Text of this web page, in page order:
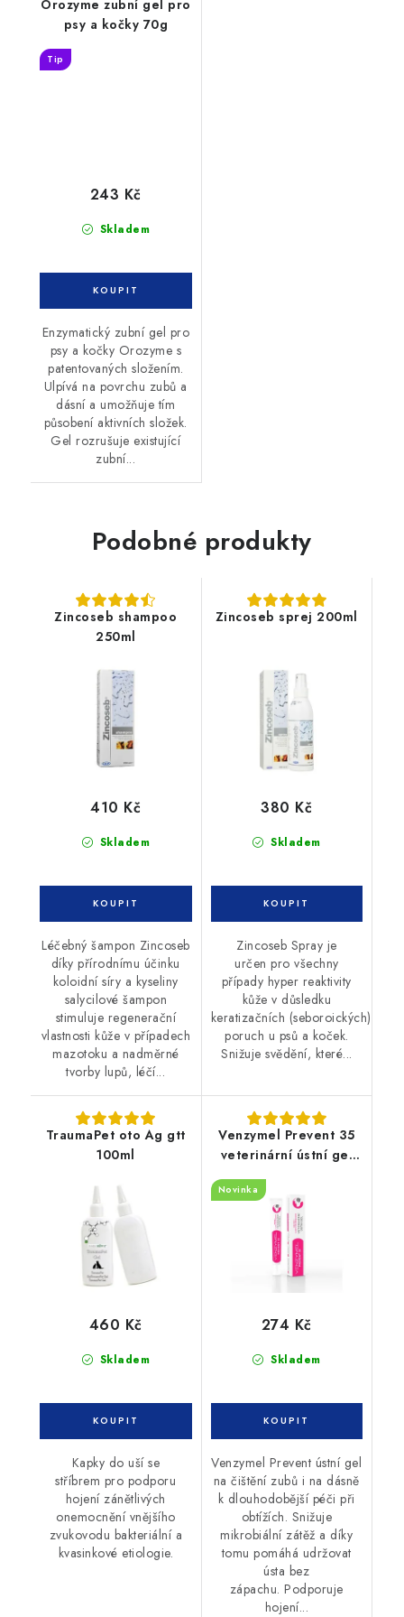
Orozyme zubní gel pro
psy a kočky 70g
Tip
Skladem
243 Kč
Enzymatický zubní gel pro
psy a kočky Orozyme s
patentovaných složením.
Ulpívá na povrchu zubů a
dásní a umožňuje tím
působení aktivních složek.
Gel rozrušuje existující
zubní...
Podobné produkty
Zincoseb shampoo
250ml
Skladem
410 Kč
Léčebný šampon Zincoseb
díky přírodnímu účinku
koloidní síry a kyseliny
salycilové šampon
stimuluje regenerační
vlastnosti kůže v případech
mazotoku a nadměrné
tvorby lupů, léčí...
Zincoseb sprej 200ml
Skladem
380 Kč
Zincoseb Spray je
určen pro všechny
případy hyper reaktivity
kůže v důsledku
keratizačních (seboroických)
poruch u psů a koček.
Snižuje svědění, které...
TraumaPet oto Ag gtt
100ml
Skladem
460 Kč
Kapky do uší se
stříbrem pro podporu
hojení zánětlivých
onemocnění vnějšího
zvukovodu bakteriální a
kvasinkové etiologie.
Venzymel Prevent 35
veterinární ústní gel
Novinka
Skladem
274 Kč
Venzymel Prevent ústní gel
na čištění zubů i na dásně
k dlouhodobější péči při
obtížích. Snižuje
mikrobiální zátěž a díky
tomu pomáhá udržovat
ústa bez
zápachu. Podporuje
hojení...